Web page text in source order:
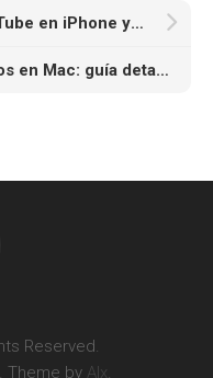
Cómo borrar la caché de YouTube en iPhone y Mac [2025]
Recuperar archivos borrados en Mac: guía detallada 2025
Reserved.
. Theme by Alx.